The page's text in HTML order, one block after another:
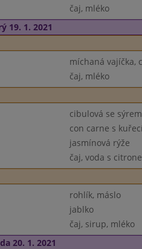
čaj, mléko
19. 1. 2021
míchaná vajíčka,
čaj, mléko
cibulová se sýrem
con carne s
jasmínová rýže
čaj, voda s
rohlík, máslo
jablko
čaj, sirup, mléko
20. 1. 2021